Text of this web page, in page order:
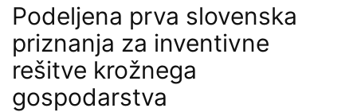
Podeljena prva slovenska
priznanja za inventivne
rešitve krožnega
gospodarstva